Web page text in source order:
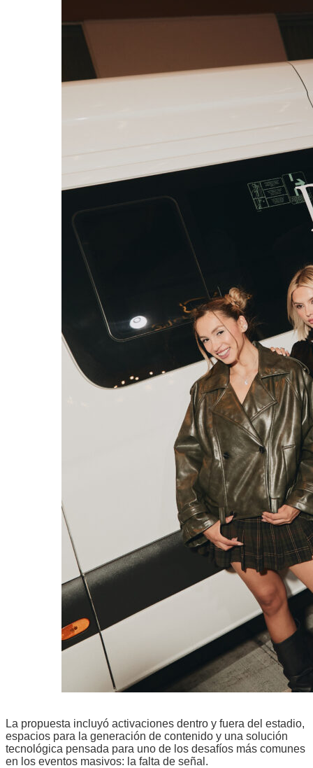
La propuesta incluyó activaciones dentro y fuera del estadio,
espacios para la generación de contenido y una solución
tecnológica pensada para uno de los desafíos más comunes
en los eventos masivos: la falta de señal.